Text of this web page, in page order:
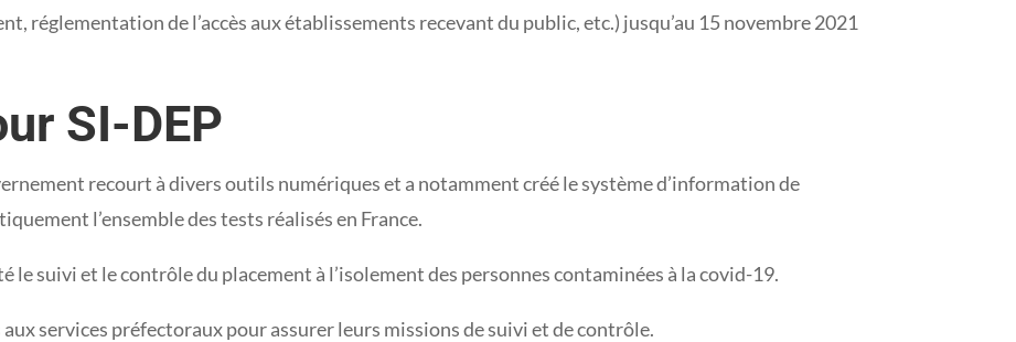
réglementation de l’accès aux établissements recevant du public, etc.) jusqu’au 15 novembre 2021
SI-DEP
recourt à divers outils numériques et a notamment créé le système d’information de
l’ensemble des tests réalisés en France.
le suivi et le contrôle du placement à l’isolement des personnes contaminées à la covid-19.
services préfectoraux pour assurer leurs missions de suivi et de contrôle.